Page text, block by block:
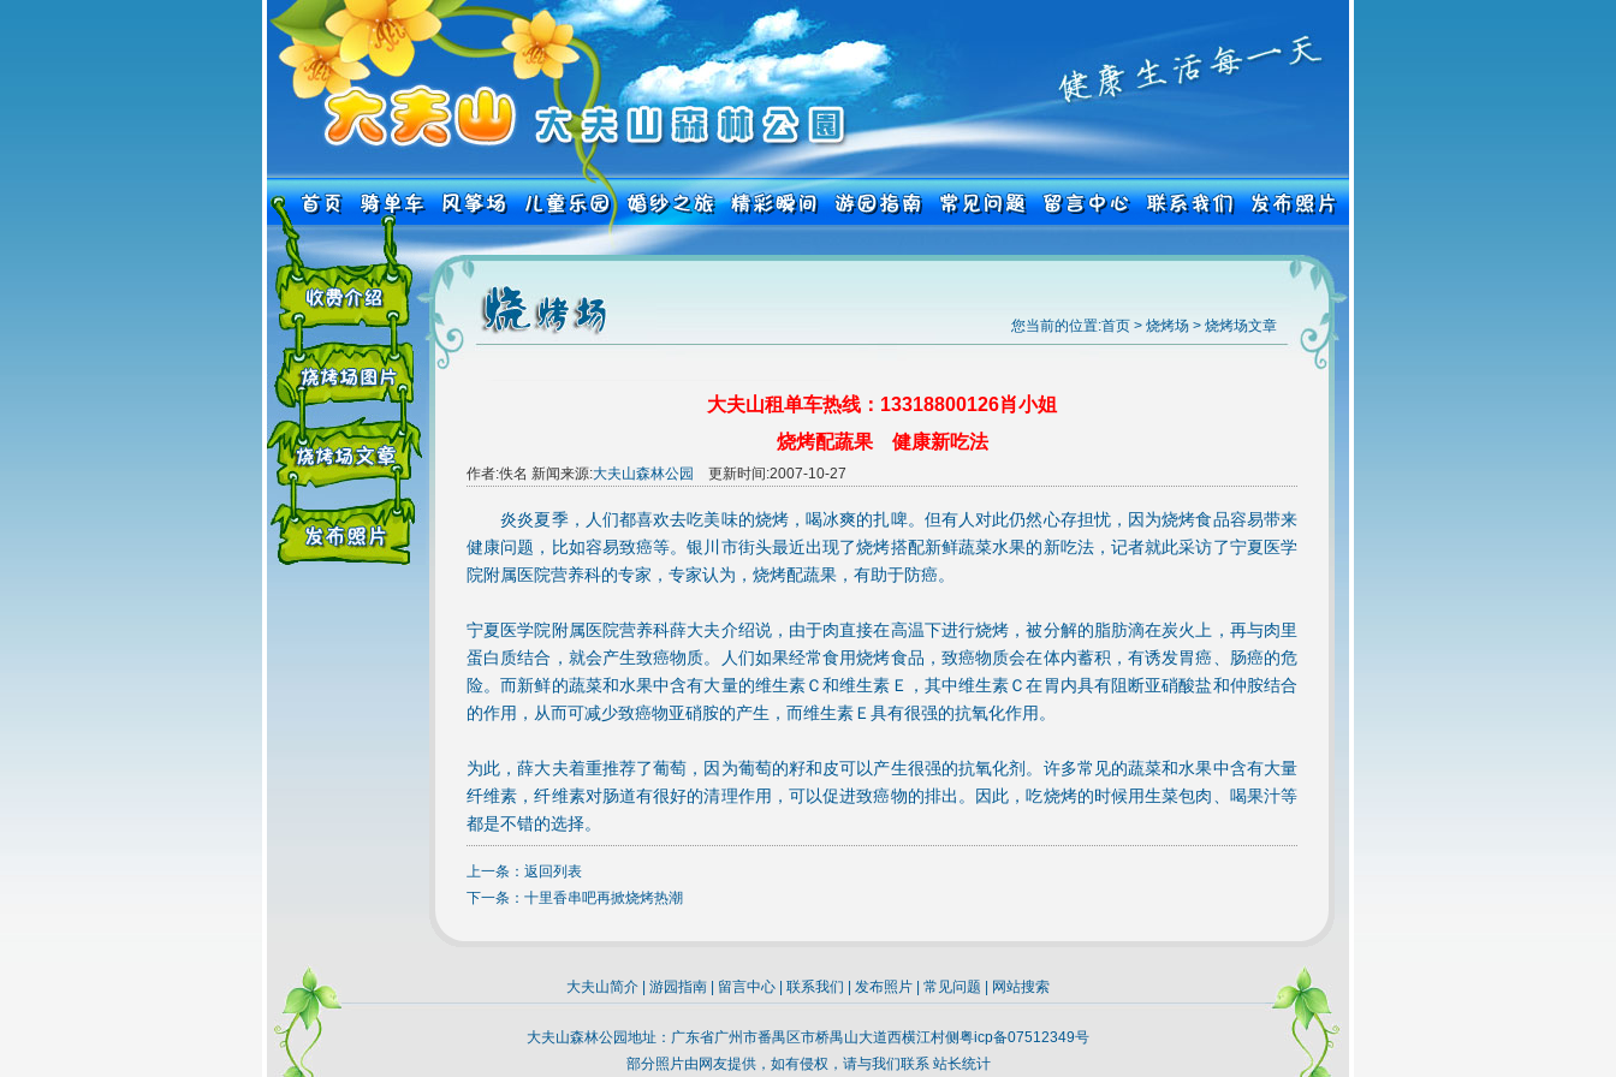
您当前的位置:首页 > 烧烤场 > 烧烤场文章
大夫山租单车热线：13318800126肖小姐
烧烤配蔬果 健康新吃法
作者:佚名 新闻来源:大夫山森林公园 更新时间:2007-10-27
炎炎夏季，人们都喜欢去吃美味的烧烤，喝冰爽的扎啤。但有人对此仍然心存担忧，因为烧烤食品容易带来
健康问题，比如容易致癌等。银川市街头最近出现了烧烤搭配新鲜蔬菜水果的新吃法，记者就此采访了宁夏医学
院附属医院营养科的专家，专家认为，烧烤配蔬果 ，有助于防癌。
宁夏医学院附属医院营养科薛大夫介绍说，由于肉直接在高温下进行烧烤，被分解的脂肪滴在炭火上，再与肉里
蛋白质结合，就会产生致癌物质。人们如果经常食用烧烤食品，致癌物质会在体内蓄积，有诱发胃癌、肠癌的危
险。而新鲜的蔬菜和水果中含有大量的维生素Ｃ和维生素Ｅ，其中维生素Ｃ在胃内具有阻断亚硝酸盐和仲胺结合
的作用，从而可减少致癌物亚硝胺的产生，而维生素Ｅ具有很强的抗氧化作用。
为此，薛大夫着重推荐了葡萄，因为葡萄的籽和皮可以产生很强的抗氧化剂。许多常见的蔬菜和水果中含有大量
纤维素，纤维素对肠道有很好的清理作用，可以促进致癌物的排出。因此，吃烧烤的时候用生菜包肉、喝果汁等
都是不错的选择。
上一条： 返回列表
下一条： 十里香串吧再掀烧烤热潮
大夫山简介 游园指南 留言中心 联系我们 发布照片 常见问题 网站搜索
大夫山森林公园地址：广东省广州市番禺区市桥禺山大道西横江村侧粤icp备07512349号
部分照片由网友提供，如有侵权，请与我们联系 站长统计